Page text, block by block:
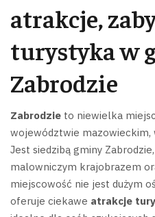
atrakcje,
turystyka w
Zabrodzie
Zabrodzie to niewielka
województwie mazowieckim,
Jest siedzibą gminy
malowniczym krajobrazem
miejscowość nie jest dużym
oferuje ciekawe atrakcje